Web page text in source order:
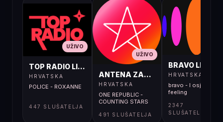
UŽIVO
TOP RADIO LIVE
HRVATSKA
POLICE - ROXANNE
447 SLUŠATELJA
UŽIVO
ANTENA ZAGREB LIVE
HRVATSKA
ONE REPUBLIC -
COUNTING STARS
491 SLUŠATELJA
BRAVO LIVE
HRVATSKA
bravo - I osjećaj i
feeling
2347
SLUŠATELJA